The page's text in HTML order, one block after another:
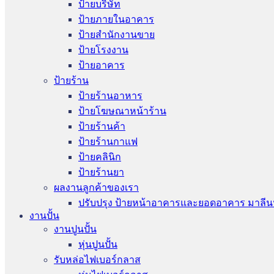
ป้ายบริษัท
ป้ายภายในอาคาร
ป้ายสำนักงานขาย
ป้ายโรงงาน
ป้ายอาคาร
ป้ายร้าน
ป้ายร้านอาหาร
ป้ายโฆษณาหน้าร้าน
ป้ายร้านค้า
ป้ายร้านกาแฟ
ป้ายคลินิก
ป้ายร้านยา
ผลงานลูกค้าของเรา
ปรับปรุง ป้ายหน้าอาคารและยอดอาคาร มาลี
งานปั้น
งานปูนปั้น
หุ่นปูนปั้น
รับหล่อไฟเบอร์กลาส